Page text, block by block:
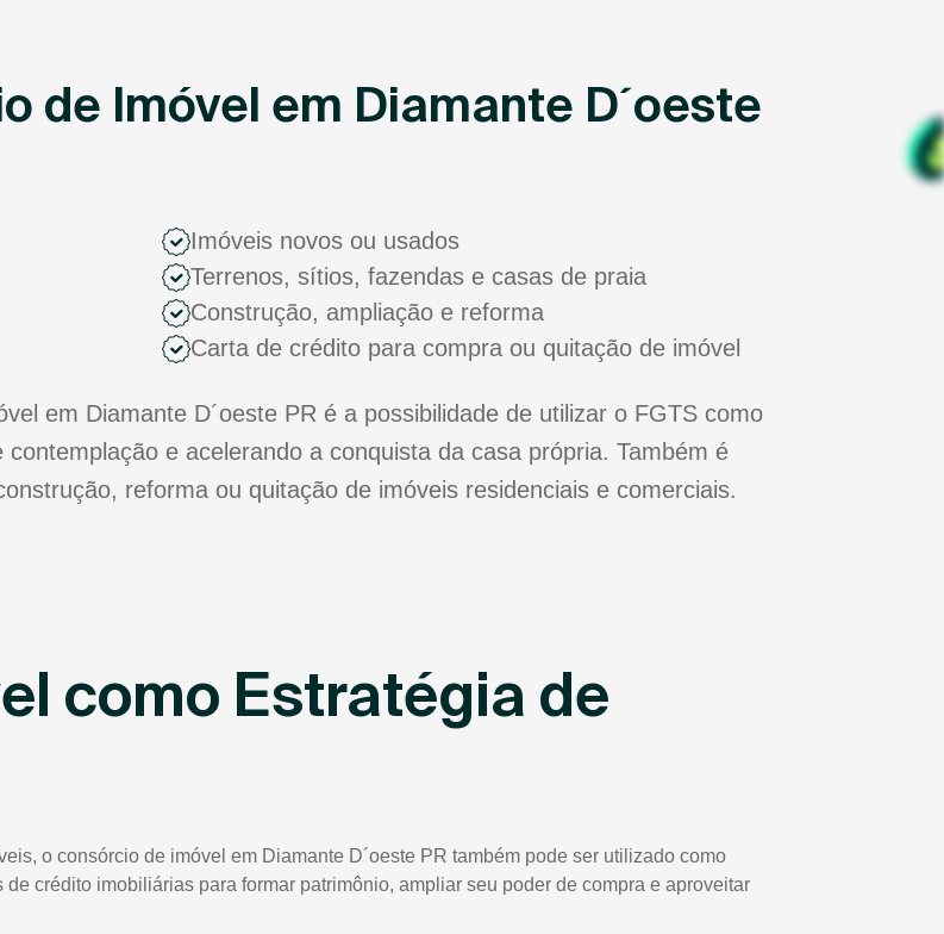
de Imóvel em Diamante D´oeste
Imóveis novos ou usados
Terrenos, sítios, fazendas e casas de praia
Construção, ampliação e reforma
Carta de crédito para compra ou quitação de imóvel
em Diamante D´oeste PR é a possibilidade de utilizar o FGTS como
e acelerando a conquista da casa própria. Também é
reforma ou quitação de imóveis residenciais e comerciais.
como Estratégia de
o consórcio de imóvel em Diamante D´oeste PR também pode ser utilizado como
crédito imobiliárias para formar patrimônio, ampliar seu poder de compra e aproveitar